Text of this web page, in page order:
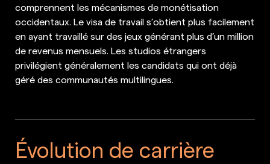
comprennent les mécanismes de monétisation
occidentaux. Le visa de travail s’obtient plus facilement
en ayant travaillé sur des jeux générant plus d’un million
de revenus mensuels. Les studios étrangers
privilégient généralement les candidats qui ont déjà
géré des communautés multilingues.
Évolution de carrière